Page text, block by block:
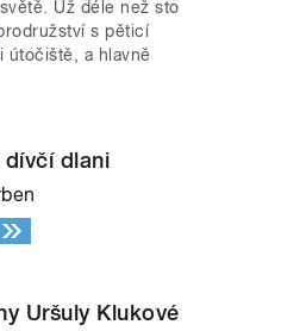
Už déle než sto
s pěticí
útočiště, a hlavně
dívčí dlani
Uršuly Klukové